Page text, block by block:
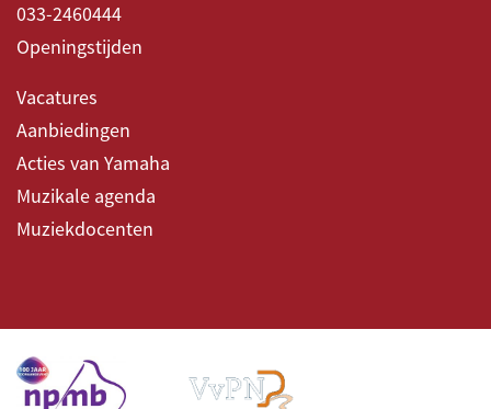
033-2460444
Openingstijden
Vacatures
Aanbiedingen
Acties van Yamaha
Muzikale agenda
Muziekdocenten